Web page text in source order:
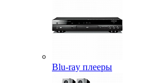
Blu-ray плееры